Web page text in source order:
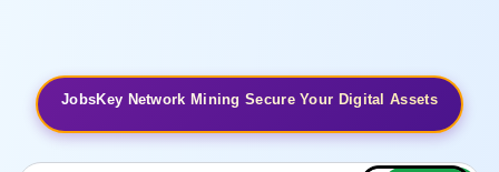
JobsKey Network Mining Secure Your Digital Assets